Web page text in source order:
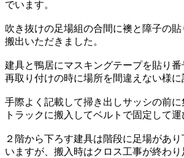
でいます。
吹き抜けの足場組の合間に襖と障子の
搬出いただきました。
建具と鴨居にマスキングテープを貼り
再取り付けの時に場所を間違えない様に
手際よく記載して掃き出しサッシの前
トラックに搬入してベルトで固定して運
２階から下ろす建具は階段に足場があ
いますが、搬入時はクロス工事が終わ